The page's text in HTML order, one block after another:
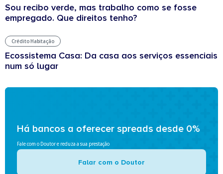
Sou recibo verde, mas trabalho como se fosse
empregado. Que direitos tenho?
Crédito Habitação
Ecossistema Casa: Da casa aos serviços essenciais
num só lugar
Há bancos a oferecer spreads desde 0%
Fale com o Doutor e reduza a sua prestação
Falar com o Doutor